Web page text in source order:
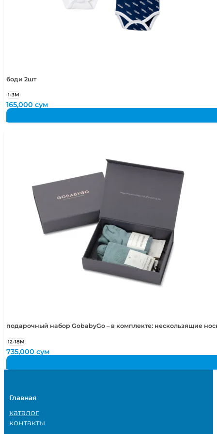
боди 2шт
1-3М
165,000сум
подарочный набор GobabyGo – в комплекте: нескользящие
12-18М
735,000сум
Главная
каталог
контакты